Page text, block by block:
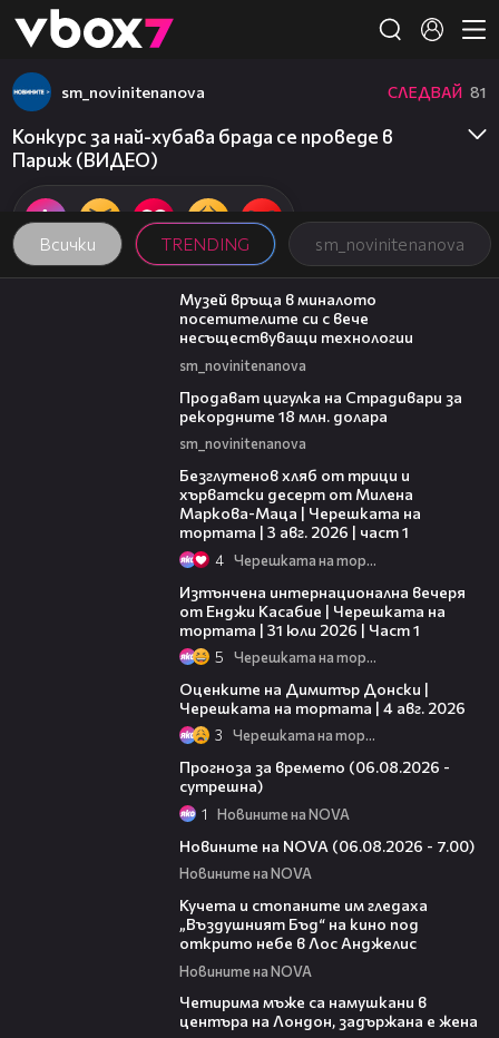
👾
Всички TRENDING sm_novinitenanova
sm_novinitenanova СЛЕДВАЙ 81
Конкурс за най-хубава брада се проведе в
Париж (ВИДЕО)
01:15
Музей връща в миналото
посетителите си с вече
несъществуващи технологии
sm_novinitenanova
Продават цигулка на Страдивари за
рекордните 18 млн. долара
sm_novinitenanova
Безглутенов хляб от трици и
хърватски десерт от Милена
Маркова-Маца | Черешката на
тортата | 3 авг. 2026 | част 1
4 Черешката на тортата
Изтънчена интернационална вечеря
от Енджи Касабие | Черешката на
тортата | 31 юли 2026 | Част 1
5 Черешката на тортата
Оценките на Димитър Донски |
Черешката на тортата | 4 авг. 2026
3 Черешката на тортата
Прогноза за времето (06.08.2026 -
сутрешна)
1 Новините на NOVA
Новините на NOVA (06.08.2026 - 7.00)
Новините на NOVA
Кучета и стопаните им гледаха
„Въздушният Бъд“ на кино под
открито небе в Лос Анджелис
Новините на NOVA
Четирима мъже са намушкани в
центъра на Лондон, задържана е жена